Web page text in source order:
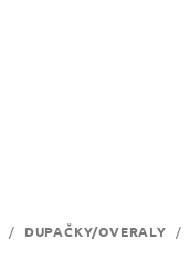
/ DUPAČKY/OVERALY /